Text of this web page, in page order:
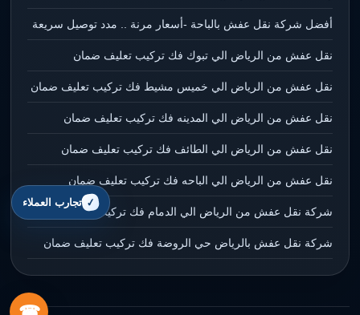
أفضل شركة نقل عفش بالباحة -أسعار مرنة .. مدد توصيل سريعة
نقل عفش من الرياض الي تبوك فك تركيب تعليف ضمان
نقل عفش من الرياض الي خميس مشيط فك تركيب تعليف ضمان
نقل عفش من الرياض الي المدينه فك تركيب تعليف ضمان
نقل عفش من الرياض الي الطائف فك تركيب تعليف ضمان
نقل عفش من الرياض الي الباحه فك تركيب تعليف ضمان
شركة نقل عفش من الرياض الي الدمام فك تركيب تعليف ضمان
شركة نقل عفش بالرياض حي الروضة فك تركيب تعليف ضمان
تجارب العملاء